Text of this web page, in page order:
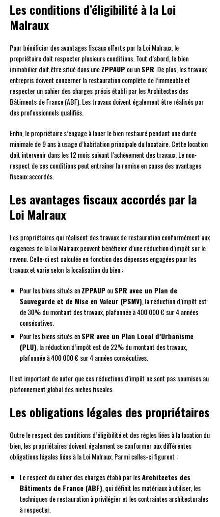
Les conditions d’éligibilité à la Loi
Malraux
Pour bénéficier des avantages fiscaux offerts par la Loi Malraux, le
propriétaire doit respecter plusieurs conditions. Tout d’abord, le bien
immobilier doit être situé dans uneZPPAUP ou unSPR. De plus, les travaux
entrepris doivent concerner la restauration complète de l’immeuble et
respecter un cahier des charges précis établi par les Architectes des
Bâtiments de France (ABF). Les travaux doivent également être réalisés par
des professionnels qualifiés.
Enfin, le propriétaire s’engage à louer le bien restauré pendant une durée
minimale de 9 ans à usage d’habitation principale du locataire. Cette location
doit intervenir dans les 12 mois suivant l’achèvement des travaux. Le non-
respect de ces conditions peut entraîner la remise en cause des avantages
fiscaux accordés.
Les avantages fiscaux accordés par la
Loi Malraux
Les propriétaires qui réalisent des travaux de restauration conformément aux
exigences de la Loi Malraux peuvent bénéficier d’une réduction d’impôt sur le
revenu. Celle-ci est calculée en fonction des dépenses engagées pour les
travaux et varie selon la localisation du bien :
Pour les biens situés enZPPAUP ouSPR avec un Plan de
Sauvegarde et de Mise en Valeur (PSMV), la réduction d’impôt est
de 30% du montant des travaux, plafonnée à 400 000 € sur 4 années
consécutives.
Pour les biens situés enSPR avec un Plan Local d’Urbanisme
(PLU), la réduction d’impôt est de 22% du montant des travaux,
plafonnée à 400 000 € sur 4 années consécutives.
Il est important de noter que ces réductions d’impôt ne sont pas soumises au
plafonnement global des niches fiscales.
Les obligations légales des propriétaires
Outre le respect des conditions d’éligibilité et des règles liées à la location du
bien, les propriétaires doivent également se conformer aux différentes
obligations légales liées à la Loi Malraux. Parmi celles-ci figurent :
Le respect du cahier des charges établi par lesArchitectes des
Bâtiments de France (ABF), qui définit les matériaux à utiliser, les
techniques de restauration à privilégier et les contraintes architecturales
à respecter.